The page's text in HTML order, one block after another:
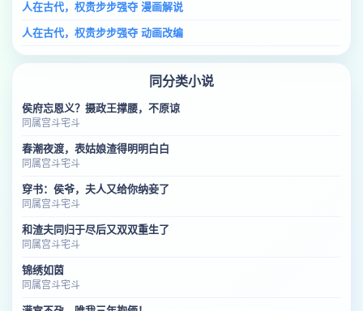
人在古代，权贵步步强夺 漫画解说
人在古代，权贵步步强夺 动画改编
同分类小说
侯府忘恩义？摄政王撑腰，不原谅
同属宫斗宅斗
春潮夜渡，表姑娘渣得明明白白
同属宫斗宅斗
穿书：侯爷，夫人又给你纳妾了
同属宫斗宅斗
和渣夫同归于尽后又双双重生了
同属宫斗宅斗
锦绣如茵
同属宫斗宅斗